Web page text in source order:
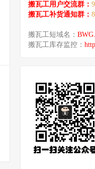
搬瓦工用户交流群：
搬瓦工补货通知群：
搬瓦工短域名：
搬瓦工库存监控：